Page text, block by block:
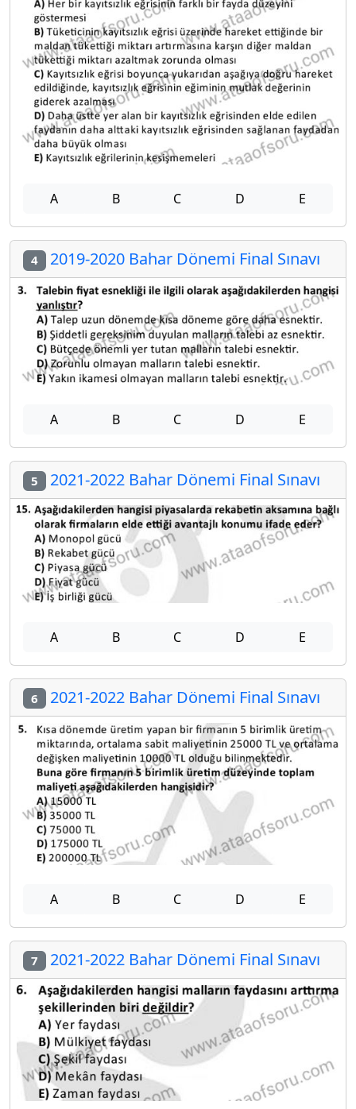
A B C D E
4 2019-2020 Bahar Dönemi Final Sınavı
A B C D E
5 2021-2022 Bahar Dönemi Final Sınavı
A B C D E
6 2021-2022 Bahar Dönemi Final Sınavı
A B C D E
7 2021-2022 Bahar Dönemi Final Sınavı